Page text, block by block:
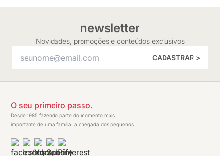
newsletter
Novidades, promoções e conteúdos exclusivos
CADASTRAR >
O seu primeiro passo.
Desde 1985 fazendo parte do momento mais
importante de uma família: a chegada dos pequenos.